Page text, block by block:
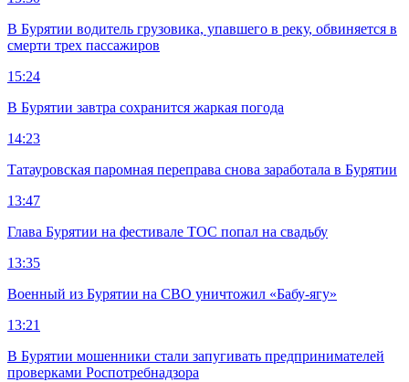
В Бурятии водитель грузовика, упавшего в реку, обвиняется в
смерти трех пассажиров
15:24
В Бурятии завтра сохранится жаркая погода
14:23
Татауровская паромная переправа снова заработала в Бурятии
13:47
Глава Бурятии на фестивале ТОС попал на свадьбу
13:35
Военный из Бурятии на СВО уничтожил «Бабу-ягу»
13:21
В Бурятии мошенники стали запугивать предпринимателей
проверками Роспотребнадзора